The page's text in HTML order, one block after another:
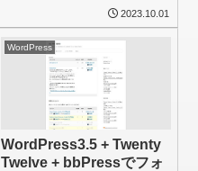
2023.10.01
WordPress
WordPress3.5 + Twenty
Twelve + bbPressでフォ